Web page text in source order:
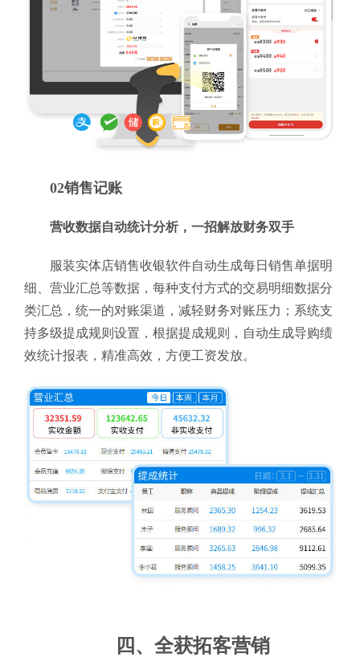
02销售记账
营收数据自动统计分析，一招解放财务双手
服装实体店销售收银软件自动生成每日销售单据明
细、营业汇总等数据，每种支付方式的交易明细数据分
类汇总，统一的对账渠道，减轻财务对账压力；系统支
持多级提成规则设置，根据提成规则，自动生成导购绩
效统计报表，精准高效，方便工资发放。
四、全获拓客营销